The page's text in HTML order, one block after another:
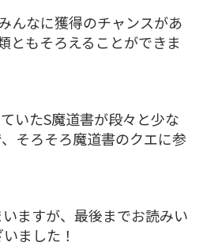
んなに獲得のチャンスがあ
ともそろえることができま
いたS魔道書が段々と少な
そろそろ魔道書のクエに参
ますが、最後までお読みい
ました！